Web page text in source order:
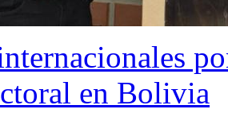
en Bolivia